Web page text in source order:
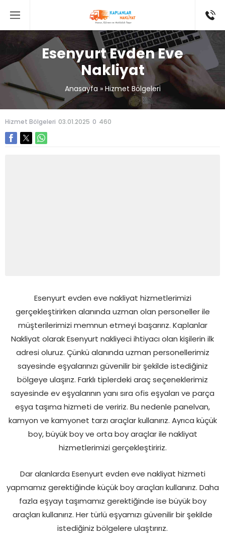
Esenyurt Evden Eve
Nakliyat
Anasayfa» Hizmet Bölgeleri
Hizmet Bölgeleri 03.01.2025 0 460
Esenyurt evden eve nakliyat hizmetlerimizi
gerçekleştirirken alanında uzman olan personeller ile
müşterilerimizi memnun etmeyi başarırız. Kaplanlar
Nakliyat olarak Esenyurt nakliyeci ihtiyacı olan kişilerin ilk
adresi oluruz. Çünkü alanında uzman personellerimiz
sayesinde eşyalarınızı güvenilir bir şekilde istediğiniz
bölgeye ulaşırız. Farklı tiplerdeki araç seçeneklerimiz
sayesinde ev eşyalarının yanı sıra ofis eşyaları ve parça
eşya taşıma hizmeti de veririz. Bu nedenle panelvan,
kamyon ve kamyonet tarzı araçlar kullanırız. Ayrıca küçük
boy, büyük boy ve orta boy araçlar ile nakliyat
hizmetlerimizi gerçekleştiririz.
Dar alanlarda Esenyurt evden eve nakliyat hizmeti
yapmamız gerektiğinde küçük boy araçları kullanırız. Daha
fazla eşyayı taşımamız gerektiğinde ise büyük boy
araçları kullanırız. Her türlü eşyamızı güvenilir bir şekilde
istediğiniz bölgelere ulaştırırız.